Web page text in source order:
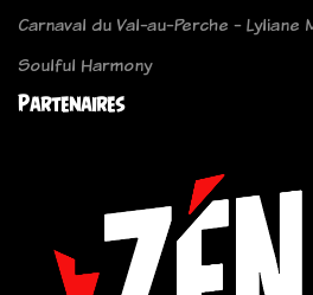
Carnaval du Val-au-Perche - Lyliane
Soulful Harmony
Partenaires